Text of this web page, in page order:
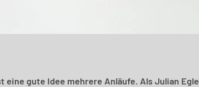
eine gute Idee mehrere Anläufe. Als Julian Egle